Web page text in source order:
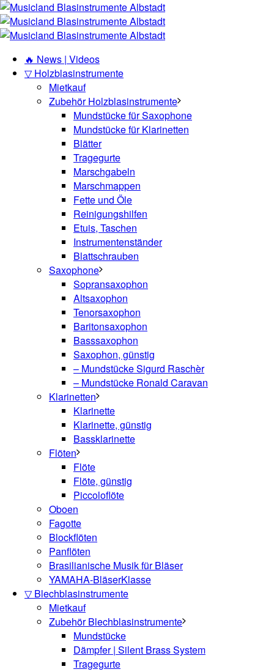
🔥 News | Videos
▽ Holzblasinstrumente
Mietkauf
Zubehör Holzblasinstrumente
Mundstücke für Saxophone
Mundstücke für Klarinetten
Blätter
Tragegurte
Marschgabeln
Marschmappen
Fette und Öle
Reinigungshilfen
Etuis, Taschen
Instrumentenständer
Blattschrauben
Saxophone
Sopransaxophon
Altsaxophon
Tenorsaxophon
Baritonsaxophon
Basssaxophon
Saxophon, günstig
– Mundstücke Sigurd Raschèr
– Mundstücke Ronald Caravan
Klarinetten
Klarinette
Klarinette, günstig
Bassklarinette
Flöten
Flöte
Flöte, günstig
Piccoloflöte
Oboen
Fagotte
Blockflöten
Panflöten
Brasilianische Musik für Bläser
YAMAHA-BläserKlasse
▽ Blechblasinstrumente
Mietkauf
Zubehör Blechblasinstrumente
Mundstücke
Dämpfer | Silent Brass System
Tragegurte